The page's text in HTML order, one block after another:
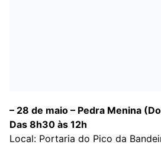
– 28 de maio – Pedra Menina
Das 8h30 às 12h
Local: Portaria do Pico da